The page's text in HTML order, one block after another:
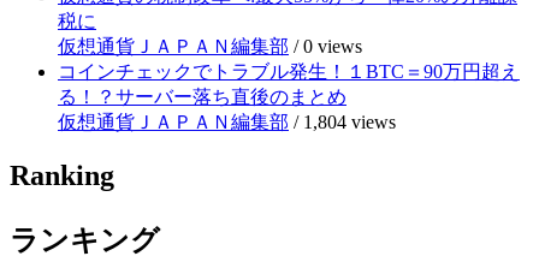
税に
仮想通貨ＪＡＰＡＮ編集部 /0 views
コインチェックでトラブル発生！１BTC＝90万円超え
る！？サーバー落ち直後のまとめ
仮想通貨ＪＡＰＡＮ編集部 / 1,804 views
Ranking
ランキング